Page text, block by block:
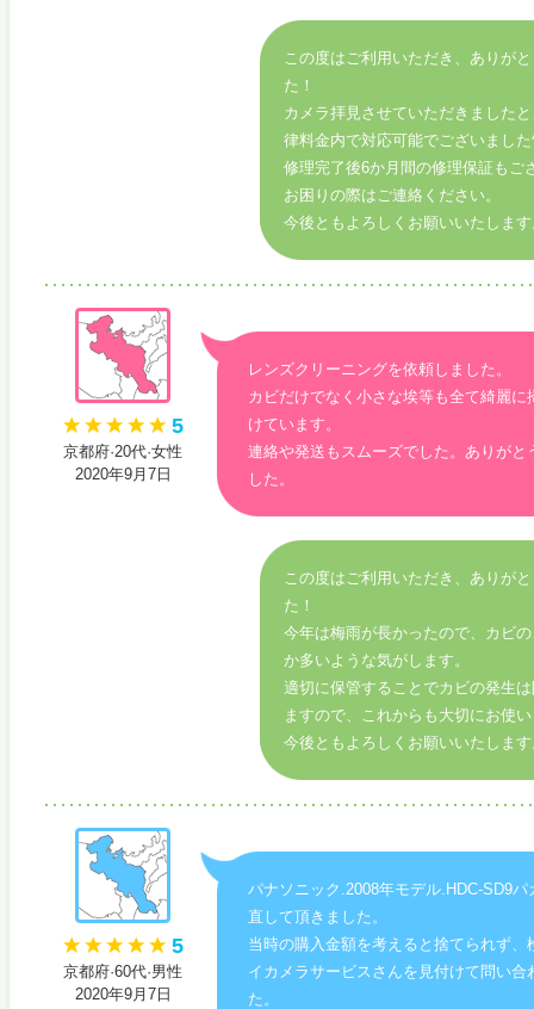
この度はご利用いただき、ありが
た！
カメラ拝見させていただきました
律料金内で対応可能でございまし
修理完了後6か月間の修理保証もご
お困りの際はご連絡ください。
今後ともよろしくお願いいたしま
5
京都府·20代·女性
2020年9月7日
レンズクリーニングを依頼しました。
カビだけでなく小さな埃等も全て綺麗に
けています。
連絡や発送もスムーズでした。ありがと
した。
この度はご利用いただき、ありが
た！
今年は梅雨が長かったので、カビ
か多いような気がします。
適切に保管することでカビの発生
ますので、これからも大切にお使
今後ともよろしくお願いいたしま
5
京都府·60代·男性
2020年9月7日
パナソニック.2008年モデル.HDC-SD9パ
直して頂きました。
当時の購入金額を考えると捨てられず、
イカメラサービスさんを見付けて問い合
た。